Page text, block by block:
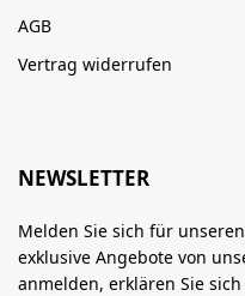
AGB
Vertrag widerrufen
NEWSLETTER
Melden Sie sich für
exklusive Angebote von
anmelden, erklären Sie